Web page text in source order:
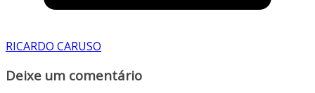
RICARDO CARUSO
Deixe um comentário